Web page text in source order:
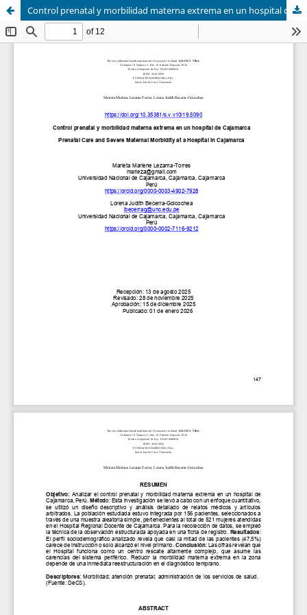
Control prenatal y morbilidad materna extrema en un hospital de Cajamarca